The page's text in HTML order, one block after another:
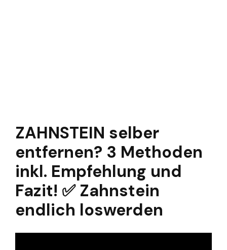
ZAHNSTEIN selber
entfernen? 3 Methoden
inkl. Empfehlung und
Fazit! ✅ Zahnstein
endlich loswerden